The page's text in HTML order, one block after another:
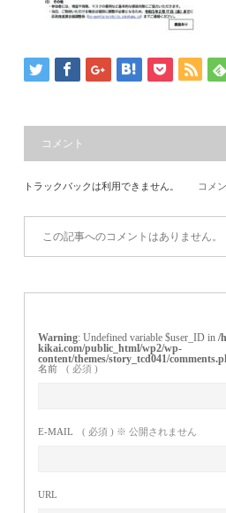
コメント
トラックバックは利用できません。 コメ
この記事へのコメントはありません。
Warning : Undefined variable $user_ID in/
kikai.com/public_html/wp2/wp-
content/themes/story_tcd041/
名前 ( 必須 )
E-MAIL ( 必須 ) ※ 公開されません
URL